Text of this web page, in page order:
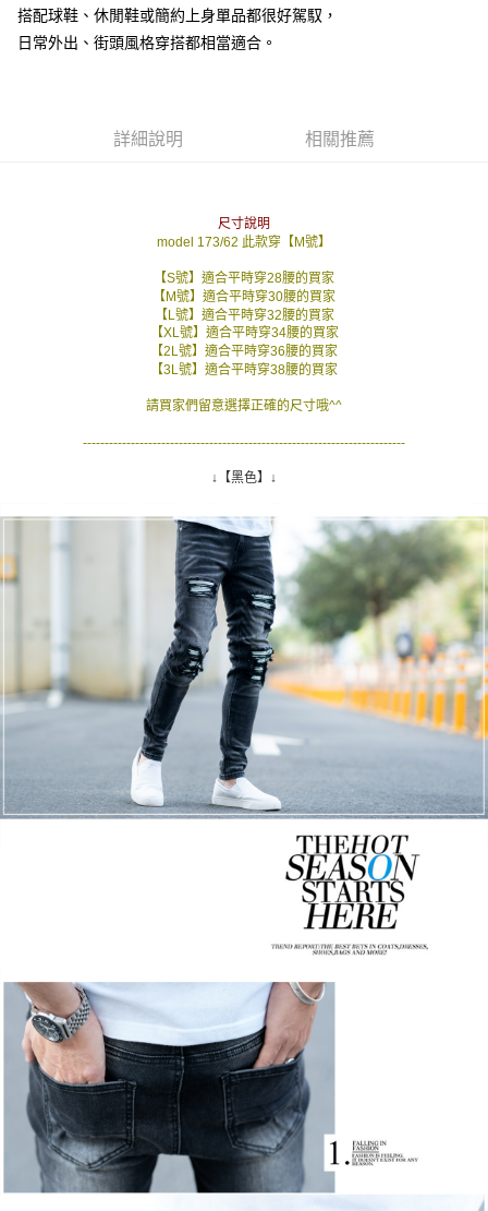
是否繳費成功／繳費後需取消欲退款等相關疑問，請聯繫「AFTEE先享後付
客戶支援中心」https://netprotections.freshdesk.com/support/home
權轉讓予恩沛科技股份有限公司。
「AFTEE先享後付」，若未經同意申辦者引起之損失，本公司不負相關責
時審查核予不同之上限額度；若仍有額度不足之情形，本公司將視審查結果
請求用戶進行身份認證。
５．嚴禁一人註冊多個帳號或使用他人資訊註冊。若發現惡意使用之情形，
恩沛科技股份有限公司將有權停止該用戶之使用額度並採取法律行動。
每筆NT$80，滿NT$1,800(含以上)免運費
搭配球鞋、休閒鞋或簡約上身單品都很好駕馭，
日常外出、街頭風格穿搭都相當適合。
詳細說明 相關推薦
尺寸說明
model 173/62 此款穿【M號】
【S號】適合平時穿28腰的買家
【M號】適合平時穿30腰的買家
【L號】適合平時穿32腰的買家
【XL號】適合平時穿34腰的買家
【2L號】適合平時穿36腰的買家
【3L號】適合平時穿38腰的買家
請買家們留意選擇正確的尺寸哦^^
--------------------------------------------------------------------------
↓【黑色】↓